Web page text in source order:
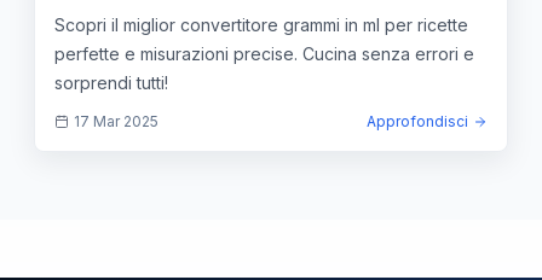
Scopri il miglior convertitore grammi in ml per ricette
perfette e misurazioni precise. Cucina senza errori e
sorprendi tutti!
17 Mar 2025 Approfondisci